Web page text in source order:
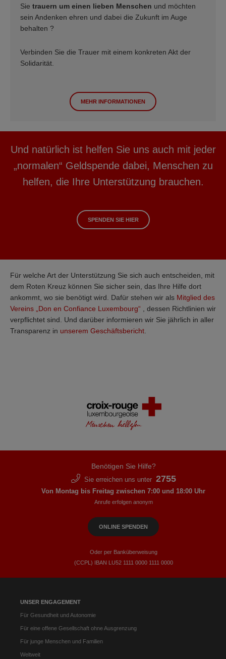
Sie trauern um einen lieben Menschen und möchten
sein Andenken ehren und dabei die Zukunft im Auge
behalten ?
Verbinden Sie die Trauer mit einem konkreten Akt der
Solidarität.
MEHR INFORMATIONEN
Und natürlich ist helfen Sie uns auch mit jeder
„normalen“ Geldspende dabei, Menschen zu
helfen, die Ihre Unterstützung brauchen.
SPENDEN SIE HIER
Für welche Art der Unterstützung Sie sich auch entscheiden, mit
dem Roten Kreuz können Sie sicher sein, das Ihre Hilfe dort
ankommt, wo sie benötigt wird. Dafür stehen wir als Mitglied des
Vereins „Don en Confiance Luxembourg“ , dessen Richtlinien wir
verpflichtet sind. Und darüber informieren wir Sie jährlich in aller
Transparenz in unserem Geschäftsbericht
UNSER ENGAGEMENT
Für Gesundheit und Autonomie
Für eine offene Gesellschaft ohne Ausgrenzung
Für junge Menschen und Familien
Weltweit
Benötigen Sie Hilfe?
Sie erreichen uns unter 2755
Von Montag bis Freitag zwischen 7:00 und 18:00 Uhr
Anrufe erfolgen anonym
ONLINE SPENDEN
Oder per Banküberweisung
(CCPL) IBAN LU52​ 1111​ 0000​ 1111​ 0000